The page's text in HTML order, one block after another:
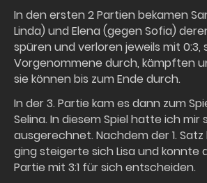
In den ersten 2 Partien bekamen
Linda) und Elena (gegen Sofia)
spüren und verloren jeweils mit 0:3,
Vorgenommene durch, kämpften
sie können bis zum Ende durch.
In der 3. Partie kam es dann zum
Selina. In diesem Spiel hatte ich mir
ausgerechnet. Nachdem der 1.
ging steigerte sich Lisa und konnte
Partie mit 3:1 für sich entscheiden.